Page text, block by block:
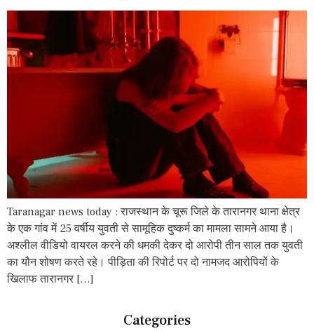
Taranagar news today : राजस्थान के चूरू जिले के तारानगर थाना क्षेत्र
के एक गांव में 25 वर्षीय युवती से सामूहिक दुष्कर्म का मामला सामने आया है।
अश्लील वीडियो वायरल करने की धमकी देकर दो आरोपी तीन साल तक युवती
का यौन शोषण करते रहे। पीड़िता की रिपोर्ट पर दो नामजद आरोपियों के
खिलाफ तारानगर […]
Categories